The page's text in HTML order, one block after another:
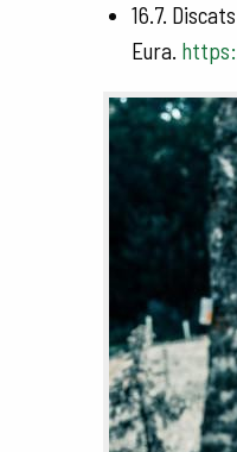
16.7.
Eura.